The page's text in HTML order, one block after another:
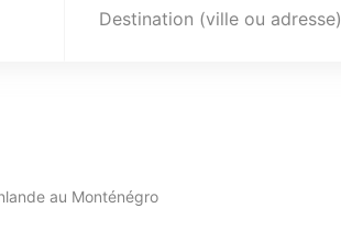
Destination (ville ou adresse)
au Monténégro